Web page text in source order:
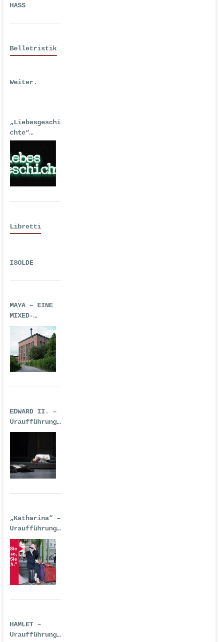
HASS
Belletristik
Weiter.
„Liebesgeschi
chte“
| Erstausgabe
2016 als
Hörspiel
Libretti
ISOLDE
MAYA – EINE
MIXED-
REALITY-
TECHNO-OPER
EDWARD II. –
Uraufführung
| Premiere:
Deutsche Oper
Berlin
„Katharina“ –
Uraufführung
| 14.
September
2016
HAMLET –
Uraufführung